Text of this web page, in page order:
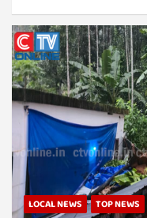
LOCAL NEWS TOP NEWS